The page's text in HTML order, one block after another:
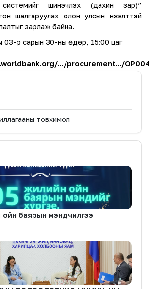
шинэчлэх (дахин зар)”
шалгаруулах олон улсын нээлттэй
зарлаж байна.
03-р сарын 30-ны өдөр, 15:00 цаг
.../procurement.../
товхимол
ойн баярын мэндчилгээ